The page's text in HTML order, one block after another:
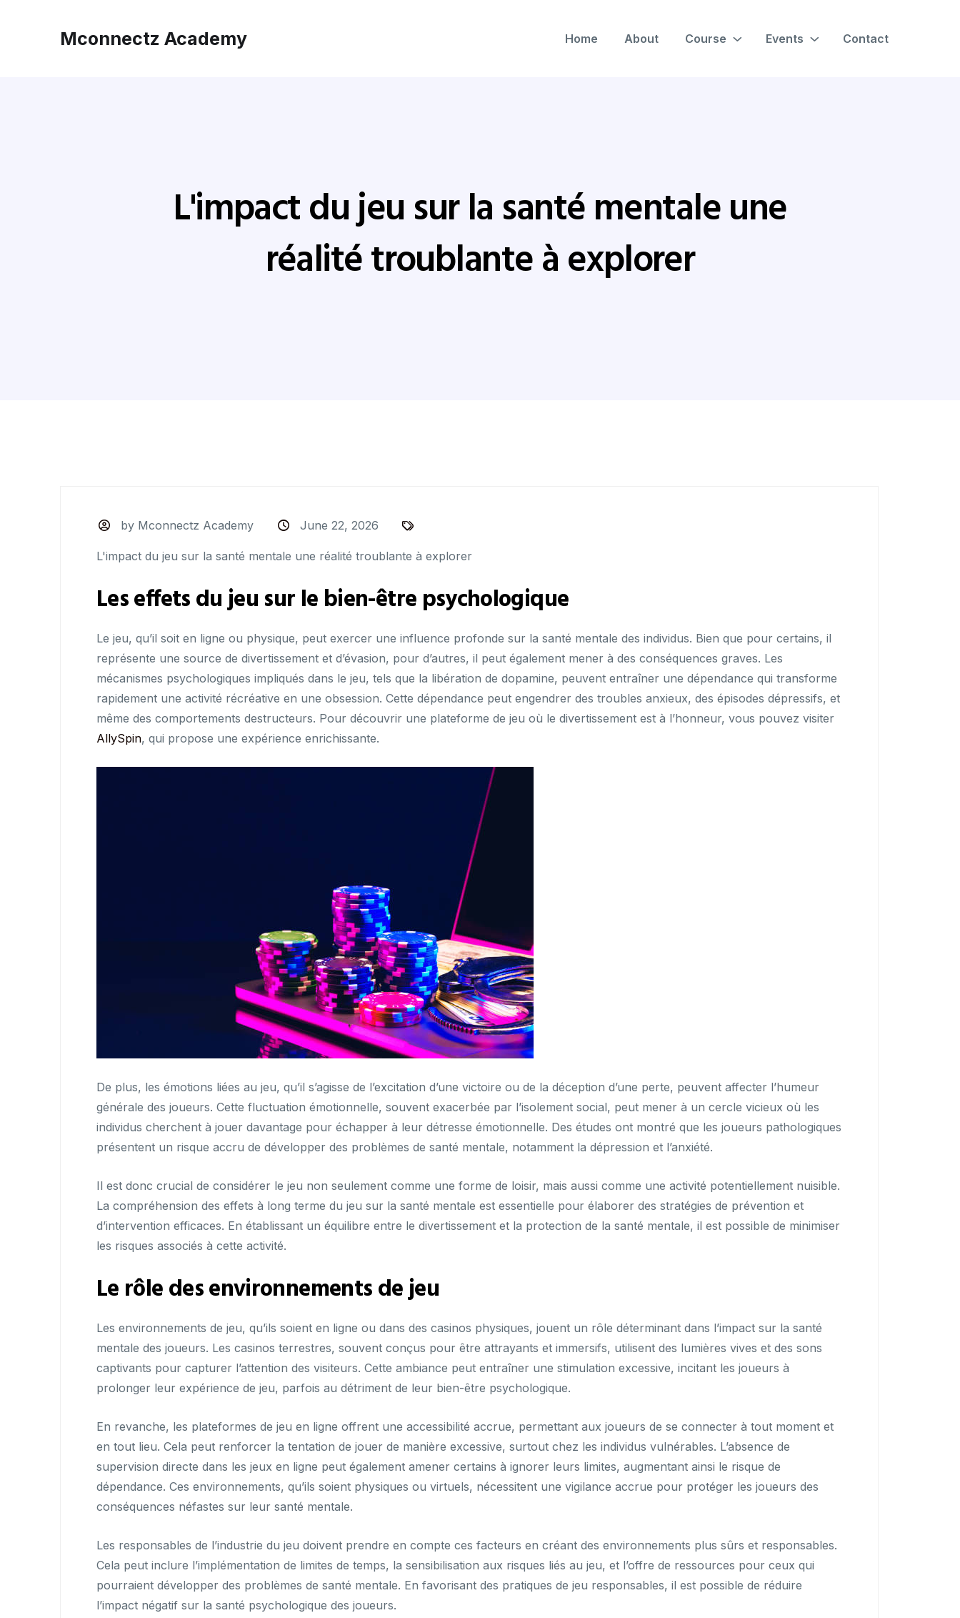
Mconnectz Academy Home About Course Events Contact
L'impact du jeu sur la santé mentale une
réalité troublante à explorer
by Mconnectz Academy June 22, 2026
L'impact du jeu sur la santé mentale une réalité troublante à explorer
Les effets du jeu sur le bien-être psychologique
Le jeu, qu’il soit en ligne ou physique, peut exercer une influence profonde sur la santé mentale des individus. Bien que pour certains, il
représente une source de divertissement et d’évasion, pour d’autres, il peut également mener à des conséquences graves. Les
mécanismes psychologiques impliqués dans le jeu, tels que la libération de dopamine, peuvent entraîner une dépendance qui transforme
rapidement une activité récréative en une obsession. Cette dépendance peut engendrer des troubles anxieux, des épisodes dépressifs, et
même des comportements destructeurs. Pour découvrir une plateforme de jeu où le divertissement est à l’honneur, vous pouvez visiter
AllySpin, qui propose une expérience enrichissante.
De plus, les émotions liées au jeu, qu’il s’agisse de l’excitation d’une victoire ou de la déception d’une perte, peuvent affecter l’humeur
générale des joueurs. Cette fluctuation émotionnelle, souvent exacerbée par l’isolement social, peut mener à un cercle vicieux où les
individus cherchent à jouer davantage pour échapper à leur détresse émotionnelle. Des études ont montré que les joueurs pathologiques
présentent un risque accru de développer des problèmes de santé mentale, notamment la dépression et l’anxiété.
Il est donc crucial de considérer le jeu non seulement comme une forme de loisir, mais aussi comme une activité potentiellement nuisible.
La compréhension des effets à long terme du jeu sur la santé mentale est essentielle pour élaborer des stratégies de prévention et
d’intervention efficaces. En établissant un équilibre entre le divertissement et la protection de la santé mentale, il est possible de minimiser
les risques associés à cette activité.
Le rôle des environnements de jeu
Les environnements de jeu, qu’ils soient en ligne ou dans des casinos physiques, jouent un rôle déterminant dans l’impact sur la santé
mentale des joueurs. Les casinos terrestres, souvent conçus pour être attrayants et immersifs, utilisent des lumières vives et des sons
captivants pour capturer l’attention des visiteurs. Cette ambiance peut entraîner une stimulation excessive, incitant les joueurs à
prolonger leur expérience de jeu, parfois au détriment de leur bien-être psychologique.
En revanche, les plateformes de jeu en ligne offrent une accessibilité accrue, permettant aux joueurs de se connecter à tout moment et
en tout lieu. Cela peut renforcer la tentation de jouer de manière excessive, surtout chez les individus vulnérables. L’absence de
supervision directe dans les jeux en ligne peut également amener certains à ignorer leurs limites, augmentant ainsi le risque de
dépendance. Ces environnements, qu’ils soient physiques ou virtuels, nécessitent une vigilance accrue pour protéger les joueurs des
conséquences néfastes sur leur santé mentale.
Les responsables de l’industrie du jeu doivent prendre en compte ces facteurs en créant des environnements plus sûrs et responsables.
Cela peut inclure l’implémentation de limites de temps, la sensibilisation aux risques liés au jeu, et l’offre de ressources pour ceux qui
pourraient développer des problèmes de santé mentale. En favorisant des pratiques de jeu responsables, il est possible de réduire
l’impact négatif sur la santé psychologique des joueurs.